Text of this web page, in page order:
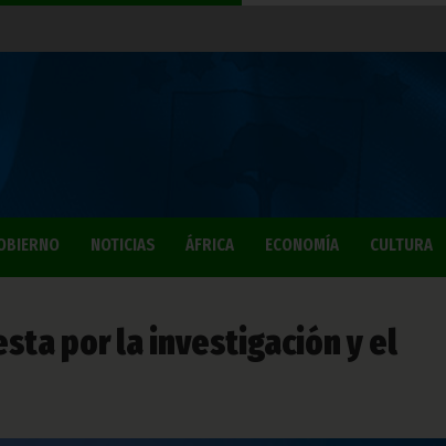
NOTICIAS ÁFRICA ECONOMÍA CULTURA
por la investigación y el